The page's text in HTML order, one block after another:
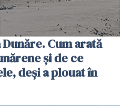
Cum arată
și de ce
deși a plouat în